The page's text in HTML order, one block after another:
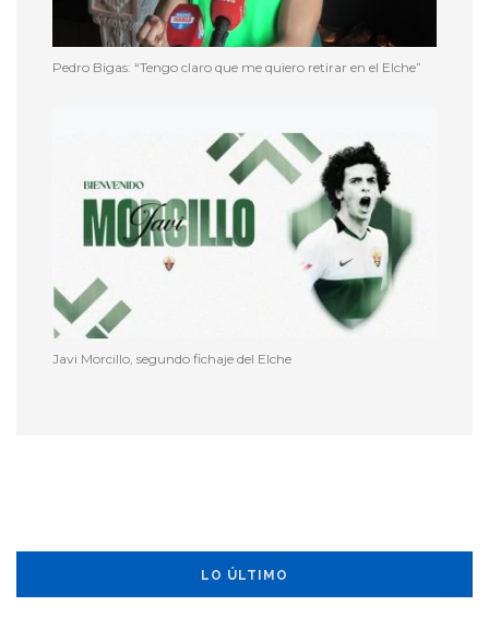
Pedro Bigas: “Tengo claro que me quiero retirar en el Elche”
Javi Morcillo, segundo fichaje del Elche
LO ÚLTIMO